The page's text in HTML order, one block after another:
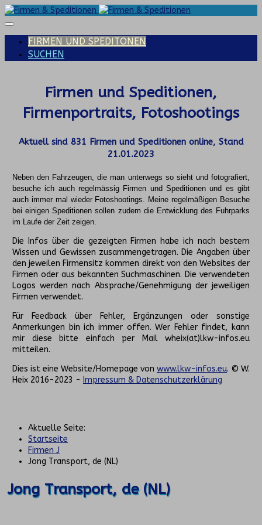
FIRMEN UND SPEDITONEN
SUCHEN
Firmen und Speditionen,
Firmenportraits, Fotoshootings
Aktuell sind 831 Firmen und Speditionen online, Stand
21.01.2023
Neben den Fahrzeugen, die man unterwegs so sieht und fotografiert,
besuche ich auch regelmässig Firmen und Speditionen und es gibt
auch immer mal wieder Fotoshootings. Meine regelmäßigen Besuche
bei einigen Speditionen sollen zudem die Entwicklung des Fuhrparks
im Laufe der Zeit zeigen.
Die Infos über die gezeigten Firmen habe ich nach bestem
Wissen und Gewissen zusammengetragen. Die Angaben über
den jeweilen Firmensitz kommen direkt von den Websites der
Firmen oder aus bekannten Suchmaschinen. Die verwendeten
Logos werden nach Absprache/Genehmigung der jeweiligen
Firmen verwendet.
Für Feedback über Fehler, Ergänzungen oder sonstige
Anmerkungen bin ich immer offen. Wer Fehler findet, kann
mir diese bitte einfach per Mail wheix(at)lkw-infos.eu
mitteilen.
Dies ist eine Website/Homepage von www.lkw-infos.eu. © W.
Heix 2016-2023 - Impressum & Datenschutzerklärung
Aktuelle Seite:
Startseite
Firmen J
Jong Transport, de (NL)
Jong Transport, de (NL)